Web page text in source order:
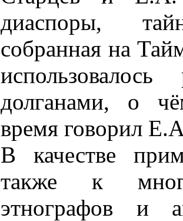
диаспоры,
собранная на
долганами, о
время говорил
В качестве
также к
этнографов и